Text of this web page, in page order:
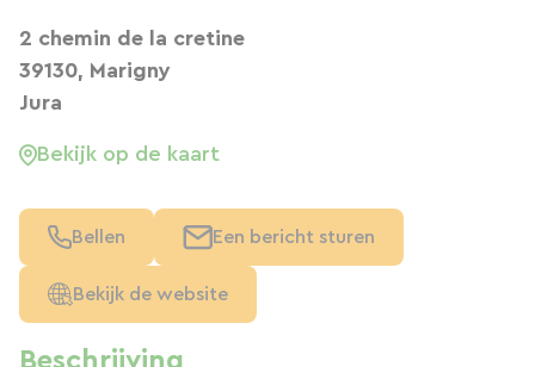
Beschrijving
2 chemin de la cretine
39130, Marigny
Jura
Bekijk op de kaart
Bellen Een bericht sturen
Bekijk de website